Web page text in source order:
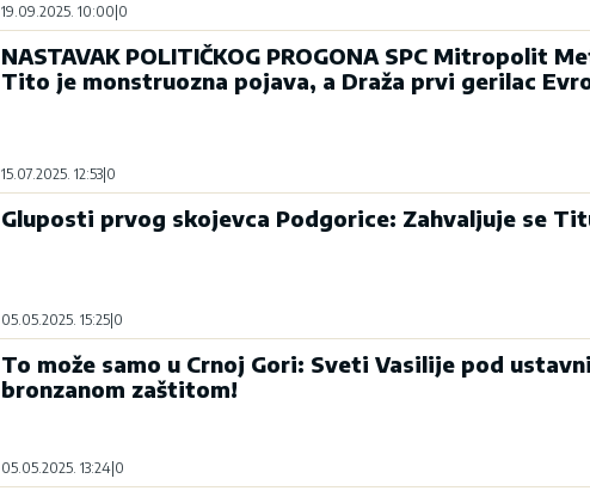
19.09.2025. 10:00 0
NASTAVAK POLITIČKOG PROGONA SPC Mitropolit
Tito je monstruozna pojava, a Draža prvi gerilac
15.07.2025. 12:53 0
Gluposti prvog skojevca Podgorice: Zahvaljuje se
05.05.2025. 15:25 0
To može samo u Crnoj Gori: Sveti Vasilije pod
bronzanom zaštitom!
05.05.2025. 13:24 0